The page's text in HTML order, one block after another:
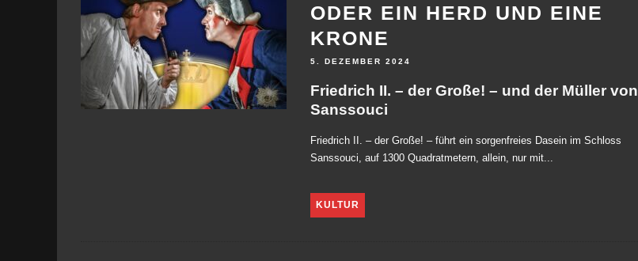
ODER EIN HERD UND EINE
KRONE
5. DEZEMBER 2024
Friedrich II. – der Große! – und der Müller von
Sanssouci
Friedrich II. – der Große! – führt ein sorgenfreies Dasein im Schloss
Sanssouci, auf 1300 Quadratmetern, allein, nur mit...
KULTUR